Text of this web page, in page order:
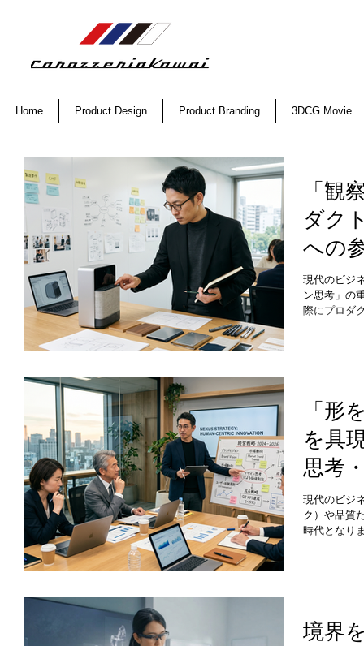
Home Product Design Product Branding 3DCG Movie
「観
ダク
への
スと
現代のビジ
ン思考」の
際にプロダ
を作ること
と」にあり
の無意識の
約などを多
するプロフ
れることで
でしょうか
「形
を具
思考
プロ
現代のビジ
ク）や品質
時代となり
流にデザイ
境界